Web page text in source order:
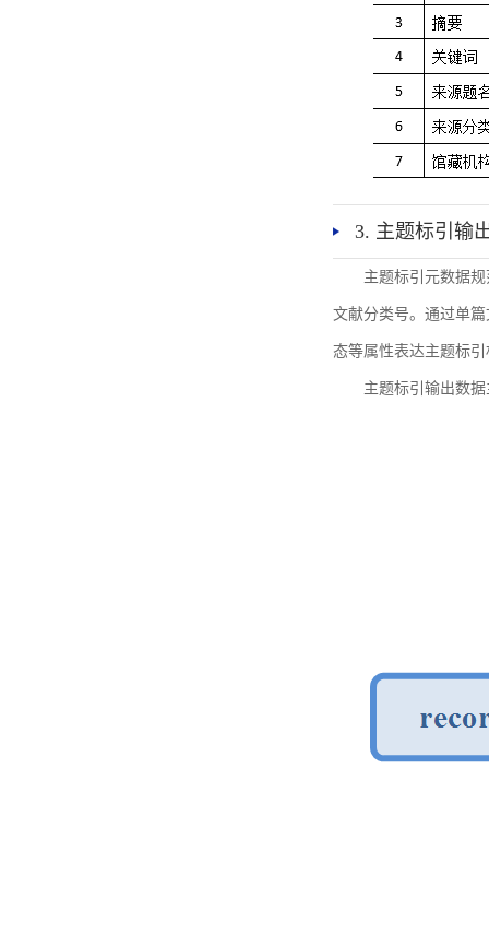
3. 主题标引输
主题标引元数据
文献分类号。通过单
态等属性表达主题标
主题标引输出数